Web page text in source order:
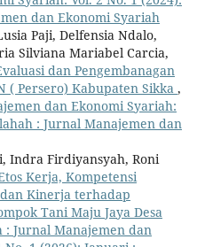
dan Ekonomi Syariah
Paji, Delfensia Ndalo,
Silviana Mariabel Carcia,
dan Pengembanagan
( Persero) Kabupaten Sikka ,
dan Ekonomi Syariah:
: Jurnal Manajemen dan
Indra Firdiyansyah, Roni
Kerja, Kompetensi
Kinerja terhadap
Tani Maju Jaya Desa
: Jurnal Manajemen dan